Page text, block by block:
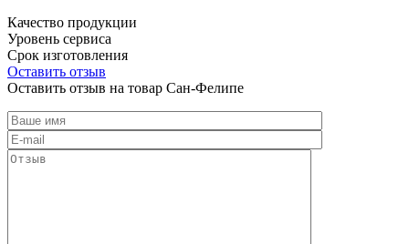
Качество продукции
Уровень сервиса
Срок изготовления
Оставить отзыв
Оставить отзыв на товар Сан-Фелипе